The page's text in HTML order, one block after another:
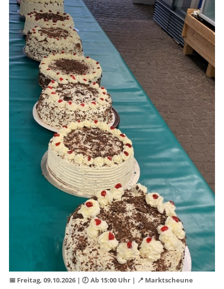
📅 Freitag, 09.10.2026 | 🕖 Ab 15:00 Uhr | 📍 Marktscheune